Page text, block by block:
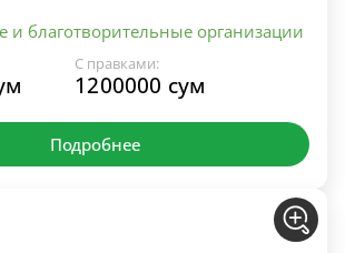
и благотворительные организации
С правками:
1200000 сум
Подробнее